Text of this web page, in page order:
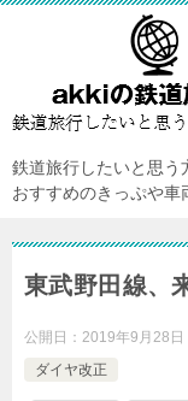
鉄道旅行したいと思う
おすすめのきっぷや車
東武野田線、
公開日： 2019年9月28日
ダイヤ改正